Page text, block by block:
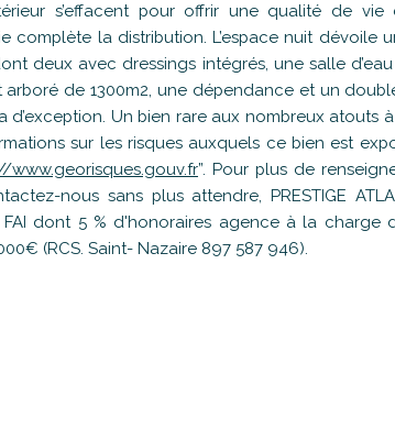
s’effacent pour offrir une qualité de
complète la distribution. L’espace nuit dévoile
deux avec dressings intégrés, une salle
arboré de 1300m2, une dépendance et un
d’exception. Un bien rare aux nombreux atouts
sur les risques auxquels ce bien est
www.georisques.gouv.fr”. Pour plus de
nous sans plus attendre, PRESTIGE
dont 5 % d'honoraires agence à la charge
(RCS. Saint- Nazaire 897 587 946).